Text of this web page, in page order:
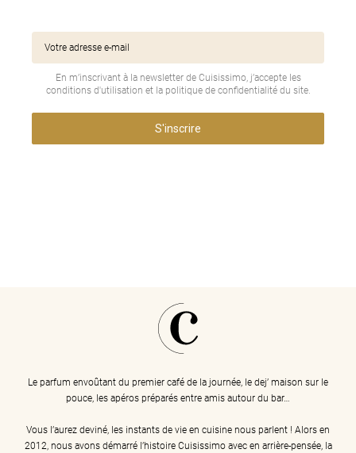
En m’inscrivant à la newsletter de Cuisissimo, j’accepte les
conditions d'utilisation et la politique de confidentialité du site.
S'inscrire
Le parfum envoûtant du premier café de la journée, le dej’ maison sur le
pouce, les apéros préparés entre amis autour du bar…
Vous l’aurez deviné, les instants de vie en cuisine nous parlent ! Alors en
2012, nous avons démarré l’histoire Cuisissimo avec en arrière-pensée, la